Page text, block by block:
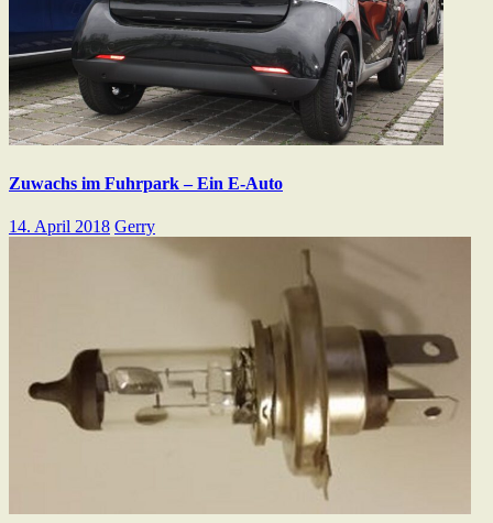
Zuwachs im Fuhrpark – Ein E-Auto
14. April 2018 Gerry